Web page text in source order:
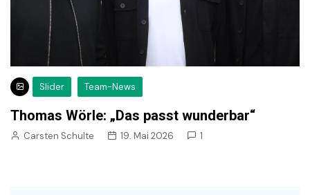
Slider Team-News
Thomas Wörle: „Das passt wunderbar“
Carsten Schulte 19. Mai 2026 1